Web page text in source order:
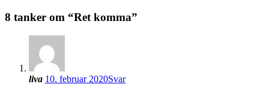
8 tanker om “Ret komma”
liva 10. februar 2020Svar